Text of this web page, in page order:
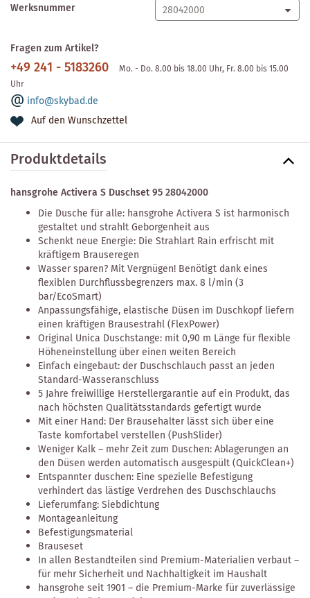
Werksnummer
Fragen zum Artikel?
+49 241 - 5183260
Mo. - Do. 8.00 bis 18.00 Uhr, Fr. 8.00 bis 15.00
Uhr
info@skybad.de
Auf den Wunschzettel
Produktdetails
hansgrohe Activera S Duschset 95 28042000
Die Dusche für alle: hansgrohe Activera S ist harmonisch
gestaltet und strahlt Geborgenheit aus
Schenkt neue Energie: Die Strahlart Rain erfrischt mit
kräftigem Brauseregen
Wasser sparen? Mit Vergnügen! Benötigt dank eines
flexiblen Durchflussbegrenzers max. 8 l/min (3
bar/EcoSmart)
Anpassungsfähige, elastische Düsen im Duschkopf liefern
einen kräftigen Brausestrahl (FlexPower)
Original Unica Duschstange: mit 0,90 m Länge für flexible
Höheneinstellung über einen weiten Bereich
Einfach eingebaut: der Duschschlauch passt an jeden
Standard-Wasseranschluss
5 Jahre freiwillige Herstellergarantie auf ein Produkt, das
nach höchsten Qualitätsstandards gefertigt wurde
Mit einer Hand: Der Brausehalter lässt sich über eine
Taste komfortabel verstellen (PushSlider)
Weniger Kalk – mehr Zeit zum Duschen: Ablagerungen an
den Düsen werden automatisch ausgespült (QuickClean+)
Entspannter duschen: Eine spezielle Befestigung
verhindert das lästige Verdrehen des Duschschlauchs
Lieferumfang: Siebdichtung
Montageanleitung
Befestigungsmaterial
Brauseset
In allen Bestandteilen sind Premium-Materialien verbaut –
für mehr Sicherheit und Nachhaltigkeit im Haushalt
hansgrohe seit 1901 – die Premium-Marke für zuverlässige